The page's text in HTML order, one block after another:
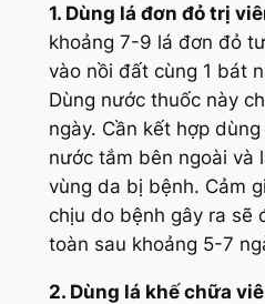
1. Dùng lá đơn đỏ trị
khoảng 7-9 lá đơn đỏ
vào nồi đất cùng 1 bát
Dùng nước thuốc này
ngày. Cần kết hợp
nước tắm bên ngoài và
vùng da bị bệnh. Cảm
chịu do bệnh gây ra sẽ
toàn sau khoảng 5-7
2. Dùng lá khế chữa